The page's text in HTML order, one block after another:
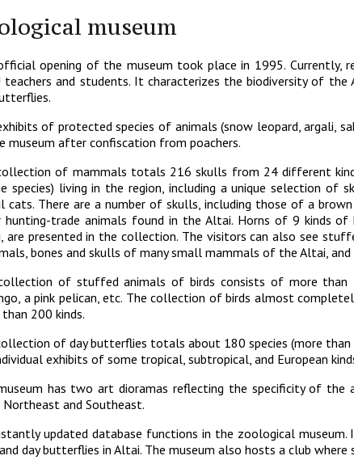
Управление
Антитеррористическая
Обращения граждан
Центр цифрового развития
с общественностью
Международная
работе
Республиканская
Структура
Управление
Региональный центр
Центр развития
языку
Центр развития
служащих
Совет родителей
обучающихся ГАГУ
Информационные
кафедра
Национальный проект
museum
opening of the museum took place in 1995.
teachers and students. It characterizes the biodiversity of
of protected species of animals (snow leopard, argali,
museum after confiscation from poachers.
of mammals totals 216 skulls from 24 different
species) living in the region, including a unique selection
cats. There are a number of skulls, including those of a
hunting-trade animals found in the Altai. Horns of 9 kinds
are presented in the collection. The visitors can also see
bones and skulls of many small mammals of the Altai,
of stuffed animals of birds consists of more than
a pink pelican, etc. The collection of birds almost
200 kinds.
of day butterflies totals about 180 species (more
exhibits of some tropical, subtropical, and European
has two art dioramas reflecting the specificity of
and Southeast.
updated database functions in the zoological
day butterflies in Altai. The museum also hosts a club